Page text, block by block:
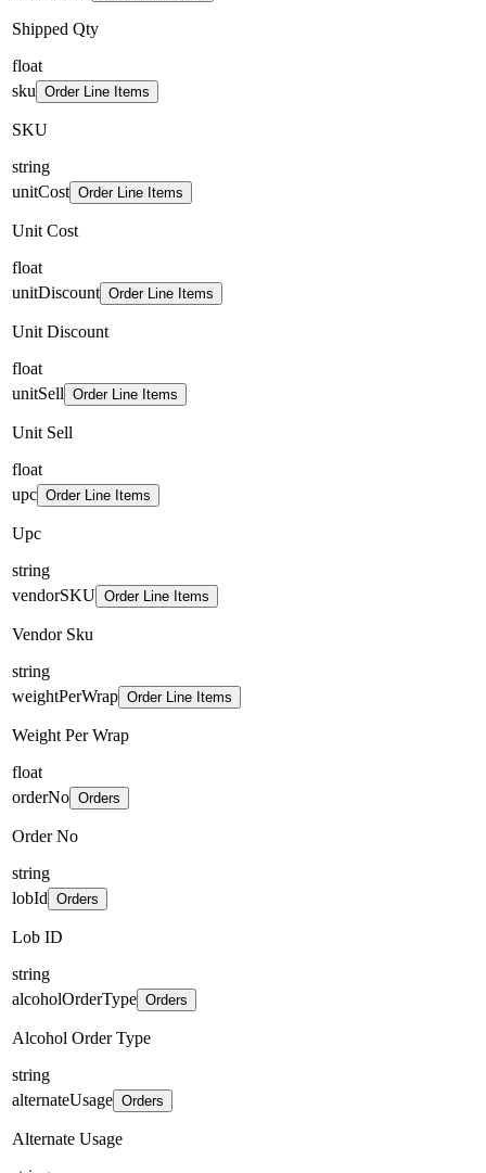
Shipped Qty
float
sku Order Line Items
SKU
string
unitCost Order Line Items
Unit Cost
float
unitDiscount Order Line Items
Unit Discount
float
unitSell Order Line Items
Unit Sell
float
upc Order Line Items
Upc
string
vendorSKU Order Line Items
Vendor Sku
string
weightPerWrap Order Line Items
Weight Per Wrap
float
orderNo Orders
Order No
string
lobId Orders
Lob ID
string
alcoholOrderType Orders
Alcohol Order Type
string
alternateUsage Orders
Alternate Usage